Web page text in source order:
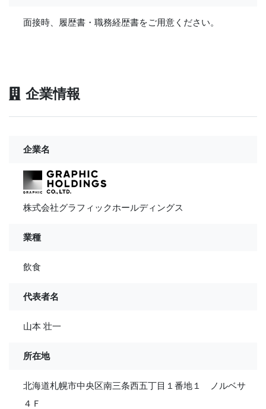
面接時、履歴書・職務経歴書をご用意ください。
企業情報
企業名
株式会社グラフィックホールディングス
業種
飲食
代表者名
山本 壮一
所在地
北海道札幌市中央区南三条西五丁目１番地１ ノルベサ
４Ｆ